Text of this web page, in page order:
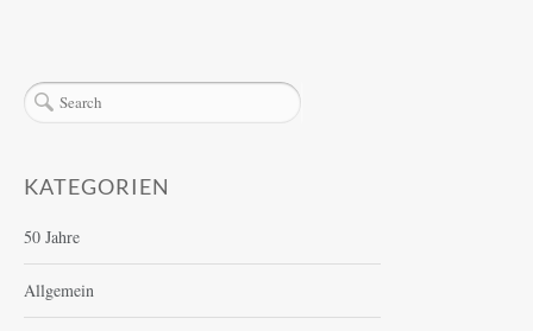
KATEGORIEN
50 Jahre
Allgemein